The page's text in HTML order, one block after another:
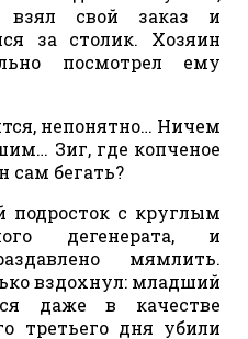
свой заказ и
за столик. Хозяин
посмотрел ему
непонятно… Ничем
Зиг, где копченое
сам бегать?
подросток с круглым
дегенерата, и
мямлить.
вздохнул: младший
даже в качестве
третьего дня убили